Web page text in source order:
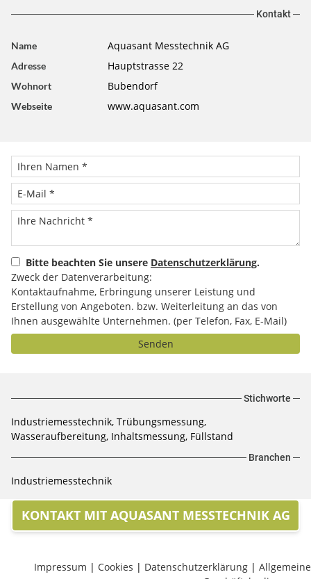
Kontakt
Name Aquasant Messtechnik AG
Adresse Hauptstrasse 22
Wohnort Bubendorf
Webseite www.aquasant.com
Bitte beachten Sie unsere Datenschutzerklärung.
Zweck der Datenverarbeitung:
Kontaktaufnahme, Erbringung unserer Leistung und
Erstellung von Angeboten. bzw. Weiterleitung an das von
Ihnen ausgewählte Unternehmen. (per Telefon, Fax, E-Mail)
Senden
Stichworte
Industriemesstechnik, Trübungsmessung,
Wasseraufbereitung, Inhaltsmessung, Füllstand
Branchen
Industriemesstechnik
KONTAKT MIT AQUASANT MESSTECHNIK AG
Impressum | Cookies | Datenschutzerklärung | Allgemeine